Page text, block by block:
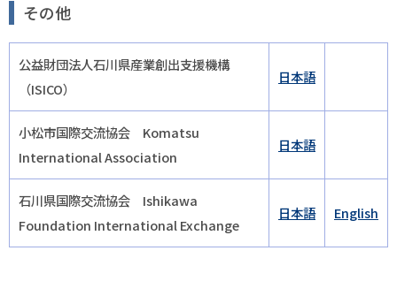
その他
公益財団法人石川県産業創出支援機構
（ISICO）
日本語
小松市国際交流協会 Komatsu
International Association
日本語
石川県国際交流協会 Ishikawa
Foundation International Exchange
日本語 English